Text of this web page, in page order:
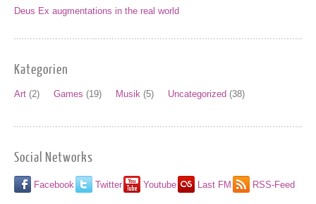
Deus Ex augmentations in the real world
Kategorien
Art (2) Games (19) Musik (5) Uncategorized (38)
Social Networks
Facebook Twitter Youtube Last FM RSS-Feed